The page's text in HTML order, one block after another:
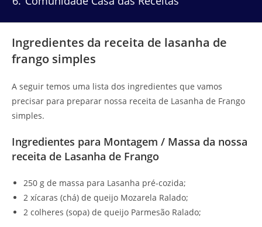
Ingredientes da receita de lasanha de
frango simples
A seguir temos uma lista dos ingredientes que vamos
precisar para preparar nossa receita de Lasanha de Frango
simples.
Ingredientes para Montagem / Massa da nossa
receita de Lasanha de Frango
250 g de massa para Lasanha pré-cozida;
2 xícaras (chá) de queijo Mozarela Ralado;
2 colheres (sopa) de queijo Parmesão Ralado;